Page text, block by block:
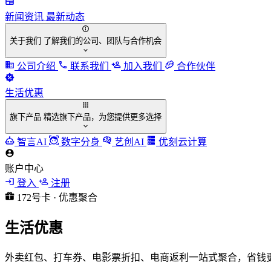
新闻资讯 最新动态
关于我们 了解我们的公司、团队与合作机会
公司介绍 联系我们 加入我们 合作伙伴
生活优惠
旗下产品 精选旗下产品，为您提供更多选择
智言AI 数字分身 艺创AI 优刻云计算
账户中心
登入
注册
172号卡 · 优惠聚合
生活优惠
外卖红包、打车券、电影票折扣、电商返利一站式聚合，省钱